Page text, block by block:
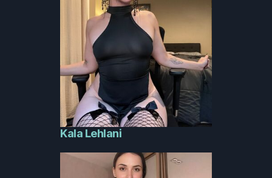
Kala Lehlani